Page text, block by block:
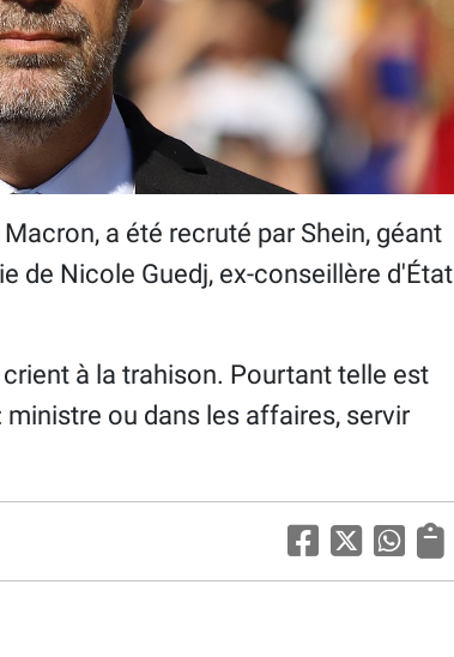
a été recruté par Shein, géant
de Nicole Guedj, ex-conseillère d'État
à la trahison. Pourtant telle est
ou dans les affaires, servir